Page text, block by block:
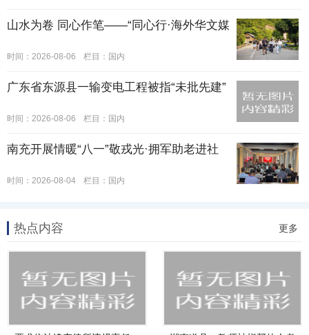
山水为卷 同心作笔——“同心行·海外华文媒
时间：2026-08-06 栏目： 国内
广东省东源县一输变电工程被指“未批先建”
时间：2026-08-06 栏目： 国内
南充开展情暖“八一”敬戎光·拥军助老进社
时间：2026-08-04 栏目： 国内
热点内容 更多